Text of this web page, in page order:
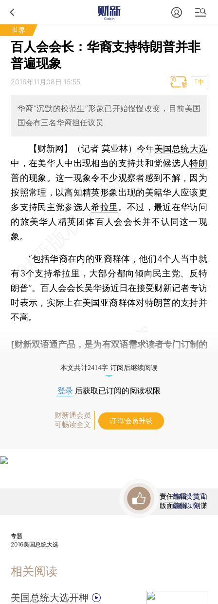
世界
百人会会长：华裔支持特朗普并非
普遍现象
2016年11月08日 15:55 T中
华裔“沉默的模范生”形象已开始慢慢改变，目前美国
国会有三名华裔担任议员
【财新网】（记者 莫业林） 今年美国总统大选
中，在美华人中出现相当的支持共和党候选人特朗
普的现象。这一现象令不少观察者感到不解，因为
按照常理，以高知精英形象出现的美籍华人应该更
多支持民主党参选人希拉里 。不过，最近在华访问
的旅美华人精英团体百人会会长并不认同这一现
象。
“包括华裔在内的亚裔群体，他们4个人当中就
有3个支持希拉里，大部分都向倾向民主党、反特
朗普”。百人会会长吴华扬近日在接受财新记者专访
时表示，实际上在美国亚裔群体对特朗普的支持并
不高。
[财新双语通产品，是为有双语需求读者专门订制的
本文共计2414字 订阅后继续阅读
登录 后获取已订阅的阅读权限
财新通会员
可畅读全文
订阅/会员升级
责任编辑：黄山
版面编辑：刘潇
首席赞赏官
虚位以待
专题
2016美国总统大选
相关阅读
美国总统大选开柙